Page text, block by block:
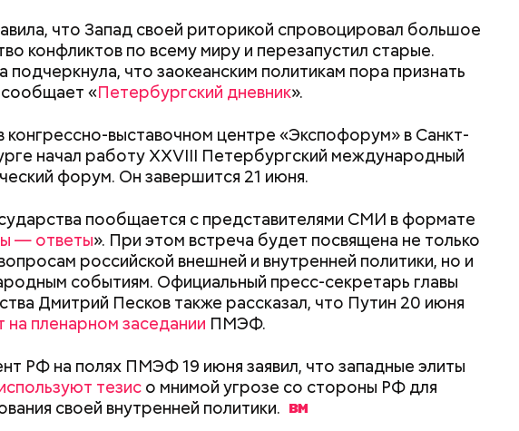
что Запад своей риторикой спровоцировал большое
конфликтов по всему миру и перезапустил старые.
подчеркнула, что заокеанским политикам пора признать
«Петербургский дневник».
конгрессно-выставочном центре «Экспофорум» в Санкт-
начал работу XXVIII Петербургский международный
форум. Он завершится 21 июня.
пообщается с представителями СМИ в формате
— ответы». При этом встреча будет посвящена не только
российской внешней и внутренней политики, но и
событиям. Официальный пресс-секретарь главы
Дмитрий Песков также рассказал, что Путин 20 июня
на пленарном заседании ПМЭФ.
РФ на полях ПМЭФ 19 июня заявил, что западные элиты
тезис о мнимой угрозе со стороны РФ для
своей внутренней политики.
масло;
не получить штраф
рублей от государства при
трудной ситуации: кто может
претендовать и какие нужны